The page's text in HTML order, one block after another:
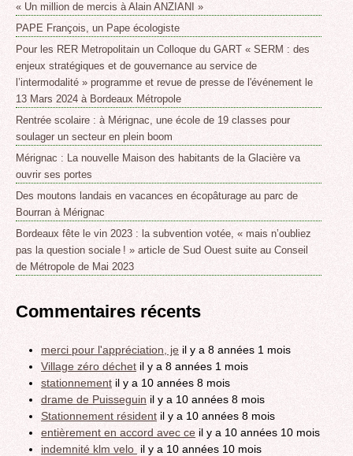
« Un million de mercis à Alain ANZIANI »
PAPE François, un Pape écologiste
Pour les RER Metropolitain un Colloque du GART « SERM : des
enjeux stratégiques et de gouvernance au service de
l’intermodalité » programme et revue de presse de l'événement le
13 Mars 2024 à Bordeaux Métropole
Rentrée scolaire : à Mérignac, une école de 19 classes pour
soulager un secteur en plein boom
Mérignac : La nouvelle Maison des habitants de la Glacière va
ouvrir ses portes
Des moutons landais en vacances en écopâturage au parc de
Bourran à Mérignac
Bordeaux fête le vin 2023 : la subvention votée, « mais n’oubliez
pas la question sociale ! » article de Sud Ouest suite au Conseil
de Métropole de Mai 2023
Commentaires récents
merci pour l'appréciation, je il y a 8 années 1 mois
Village zéro déchet il y a 8 années 1 mois
stationnement il y a 10 années 8 mois
drame de Puisseguin il y a 10 années 8 mois
Stationnement résident il y a 10 années 8 mois
entièrement en accord avec ce il y a 10 années 10 mois
indemnité klm velo il y a 10 années 10 mois